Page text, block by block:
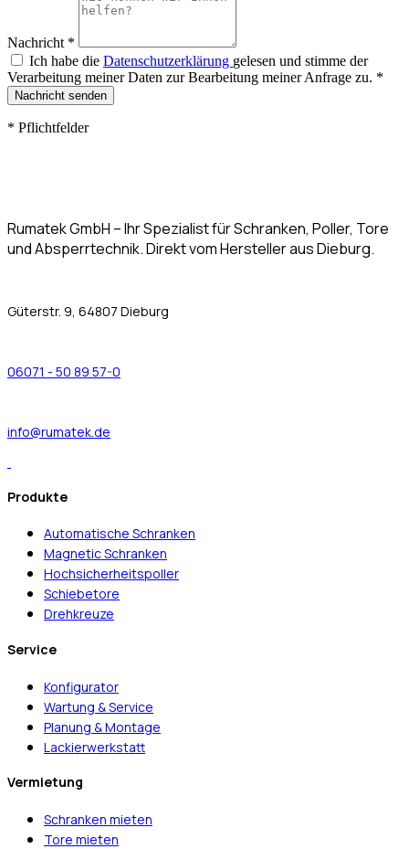
Nachricht *
Ich habe die Datenschutzerklärung gelesen und stimme der
Verarbeitung meiner Daten zur Bearbeitung meiner Anfrage zu. *
Nachricht senden
* Pflichtfelder
Rumatek GmbH – Ihr Spezialist für Schranken, Poller, Tore
und Absperrtechnik. Direkt vom Hersteller aus Dieburg.
Güterstr. 9, 64807 Dieburg
06071 - 50 89 57-0
info@rumatek.de
Produkte
Automatische Schranken
Magnetic Schranken
Hochsicherheitspoller
Schiebetore
Drehkreuze
Service
Konfigurator
Wartung & Service
Planung & Montage
Lackierwerkstatt
Vermietung
Schranken mieten
Tore mieten